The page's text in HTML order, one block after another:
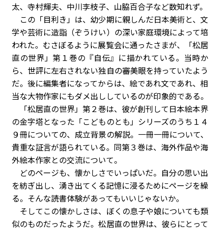
太、寺村輝夫、中川李枝子、山脇百合子など数知れず。
この「目利き」は、幼少期に親しんだ日本美術と、文
学や芸術に造詣（ぞうけい）の深い家庭環境によって培
われた。むさぼるように展覧会に通ったさまが、「松居
直の世界」第１巻の『自伝』に描かれている。当時か
ら、世評に左右されない独自の審美眼を持っていたよう
だ。後に編集者になってからは、絵であれ文であれ、相
当な大物作家にもダメ出ししているのが印象的である。
「松居直の世界」第２巻は、彼が創刊して日本絵本界
の金字塔となった「こどものとも」シリーズのうち１４
９冊についての、成立背景の解説。一冊一冊について、
貴重な証言が語られている。同第３巻は、海外作品や海
外絵本作家との交流について。
どのページも、懐かしさでいっぱいだ。自分の思い出
を紡ぎ出し、湧き出てくる記憶に浸るためにページを繰
る。そんな読書体験があってもいいじゃないか。
そしてこの懐かしさは、ぼくの息子や娘についても類
似のものだったようだ。松居直の世界は、彼らにとって